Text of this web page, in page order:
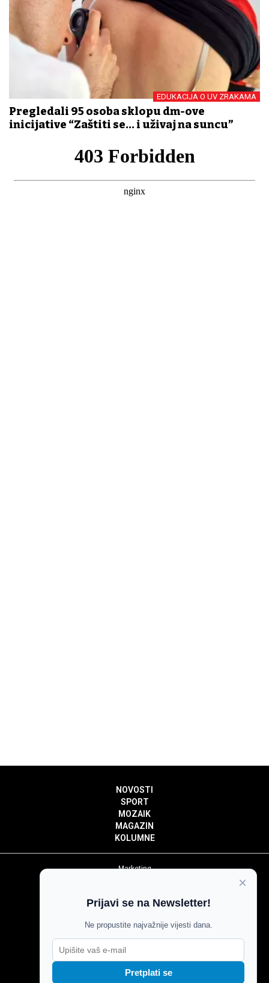
EDUKACIJA O UV ZRAKAMA
Pregledali 95 osoba sklopu dm-ove
inicijative “Zaštiti se... i uživaj na suncu”
NOVOSTI
SPORT
MOZAIK
MAGAZIN
KOLUMNE
Marketing
Impressum
Pravila komentiranja
Agroglas
×
Prijavi se na Newsletter!
Ne propustite najvažnije vijesti dana.
Pretplati se